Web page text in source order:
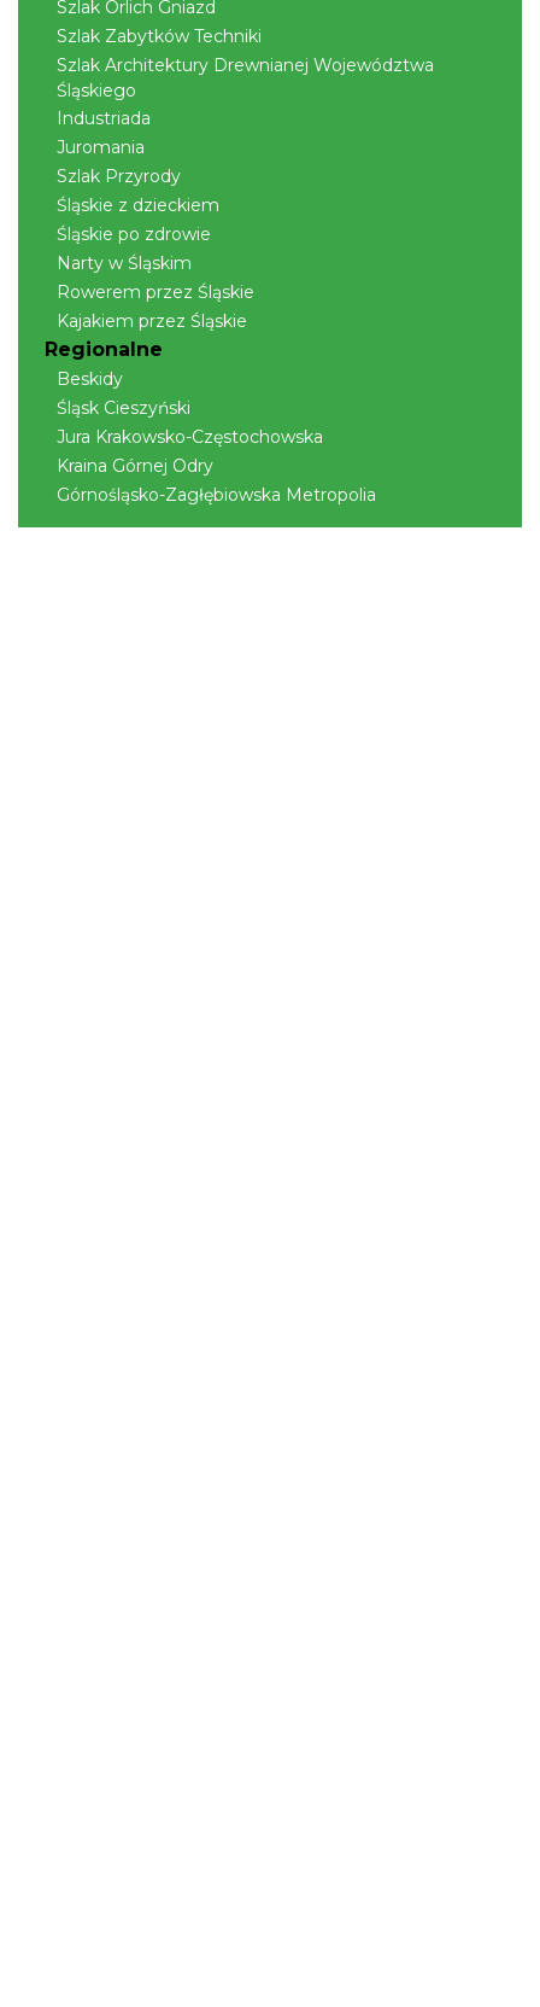
Szlak Orlich Gniazd
Szlak Zabytków Techniki
Szlak Architektury Drewnianej Województwa
Śląskiego
Industriada
Juromania
Szlak Przyrody
Śląskie z dzieckiem
Śląskie po zdrowie
Narty w Śląskim
Rowerem przez Śląskie
Kajakiem przez Śląskie
Regionalne
Beskidy
Śląsk Cieszyński
Jura Krakowsko-Częstochowska
Kraina Górnej Odry
Górnośląsko-Zagłębiowska Metropolia